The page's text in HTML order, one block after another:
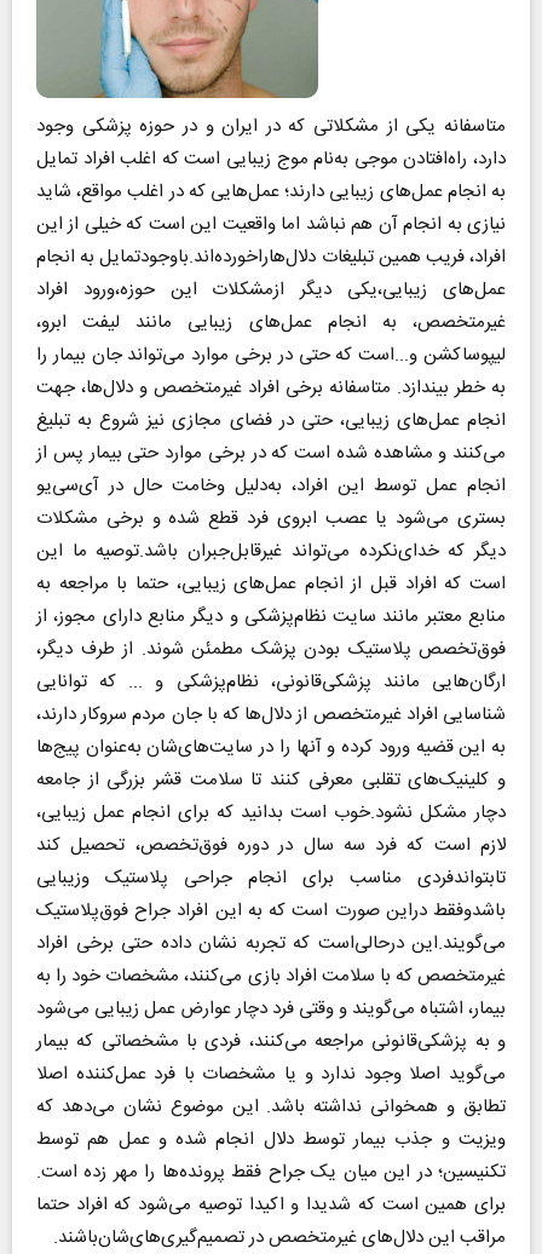
متاسفانه یکی از مشکلاتی که در ایران و در حوزه پزشکی وجود
دارد، راه‌افتادن موجی به‌نام موج زیبایی است که اغلب افراد تمایل
به انجام عمل‌های زیبایی دارند؛ عمل‌هایی که در اغلب مواقع، شاید
نیازی به انجام آن هم نباشد اما واقعیت این است که خیلی از این
افراد، فریب همین تبلیغات دلال‌هاراخورده‌اند.باوجودتمایل به انجام
عمل‌های زیبایی،یکی دیگر ازمشکلات این حوزه،ورود افراد
غیر‌متخصص، به انجام عمل‌های زیبایی مانند لیفت ابرو،
لیپوساکشن و...است که حتی در برخی موارد می‌تواند جان بیمار را
به خطر بیندازد. متاسفانه برخی افراد غیرمتخصص و دلال‌ها، جهت
انجام عمل‌های زیبایی، حتی در فضای مجازی نیز شروع به تبلیغ
می‌کنند و مشاهده شده است که در برخی موارد حتی بیمار پس از
انجام عمل توسط این افراد، به‌دلیل وخامت حال در آی‌سی‌یو
بستری می‌شود یا عصب ابروی فرد قطع شده و برخی مشکلات
دیگر که خدای‌نکرده می‌تواند غیرقابل‌جبران باشد.توصیه ما این
است که افراد قبل از انجام عمل‌های زیبایی، حتما با مراجعه به
منابع معتبر مانند سایت نظام‌پزشکی و دیگر منابع دارای مجوز، از
فوق‌تخصص پلاستیک بودن پزشک مطمئن شوند. از طرف دیگر،
ارگان‌هایی مانند پزشکی‌قانونی، نظام‌پزشکی و ... که توانایی
شناسایی افراد غیرمتخصص از دلال‌ها که با جان مردم سروکار دارند،
به این قضیه ورود کرده و آنها را در سایت‌های‌شان به‌عنوان پیج‌ها
و کلینیک‌های تقلبی معرفی کنند تا سلامت قشر بزرگی از جامعه
دچار مشکل نشود.خوب است بدانید که برای انجام عمل زیبایی،
لازم است که فرد سه سال در دوره فوق‌تخصص، تحصیل کند
تابتواندفردی مناسب برای انجام جراحی پلاستیک وزیبایی
باشدوفقط دراین صورت است که به این افراد جراح فوق‌پلاستیک
می‌گویند.این درحالی‌است که تجربه نشان داده حتی برخی افراد
غیرمتخصص که با سلامت افراد بازی می‌کنند، مشخصات خود را به
بیمار، اشتباه می‌گویند و وقتی فرد دچار عوارض عمل زیبایی می‌شود
و به پزشکی‌قانونی مراجعه می‌کنند، فردی با مشخصاتی که بیمار
می‌گوید اصلا وجود ندارد و یا مشخصات با فرد عمل‌کننده اصلا
تطابق و همخوانی نداشته باشد. این موضوع نشان می‌دهد که
ویزیت و جذب بیمار توسط دلال انجام شده و عمل هم توسط
تکنیسین؛ در این میان یک جراح فقط پرونده‌ها را مهر زده است.
برای همین است که شدیدا و اکیدا توصیه می‌شود که افراد حتما
مراقب این دلال‌های غیرمتخصص در تصمیم‌گیری‌های‌شان‌باشند.